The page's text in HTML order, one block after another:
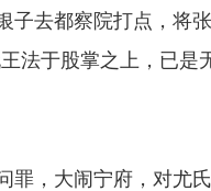
子去都察院打点，将
法于股掌之上，已是
罪，大闹宁府，对尤